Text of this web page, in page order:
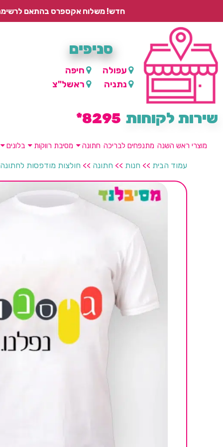
חדש! משלוח אקספרס בהתאם לרשימת היישובים – עד 2 ימי עסקים, ועד 4 ימי עסקים למוצרים
סניפים
עפולה
חיפה
נתניה
ראשל"צ
שירות לקוחות 8295*
מוצרי ראש השנה מתנפחים לבריכה חתונה מסיבת רווקות בלונים
עמוד הבית >> חנות >> חתונה >> חולצות מודפסות לחתונה